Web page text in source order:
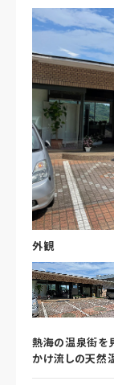
外観
熱海の温泉街を
かけ流しの天然